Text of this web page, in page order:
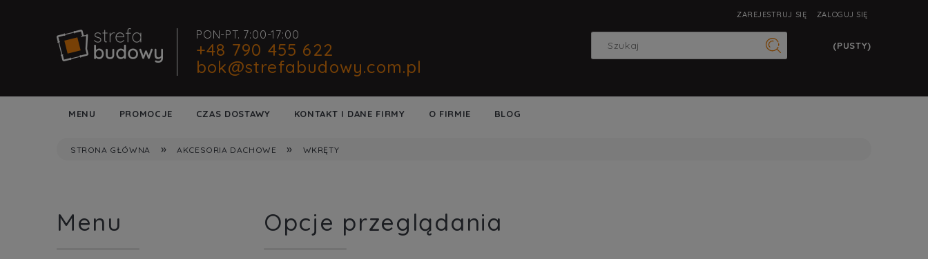
ZAREJESTRUJ SIĘ ZALOGUJ SIĘ
PON-PT. 7:00-17:00
+48 790 455 622
bok@strefabudowy.com.pl
(PUSTY)
MENU PROMOCJE CZAS DOSTAWY KONTAKT I DANE FIRMY O FIRMIE BLOG
STRONA GŁÓWNA » AKCESORIA DACHOWE » WKRĘTY
Menu Opcje przeglądania